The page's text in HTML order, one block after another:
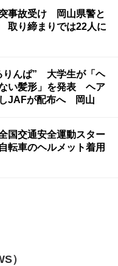
事故受け 岡山県警と
取り締まりでは22人に
りんぱ” 大学生が「ヘ
い髪形」を発表 ヘア
JAFが配布へ 岡山
国交通安全運動スター
転車のヘルメット着用
）